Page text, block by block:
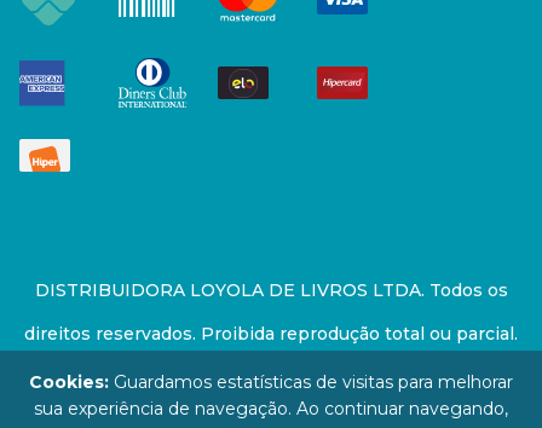
DISTRIBUIDORA LOYOLA DE LIVROS LTDA. Todos os
direitos reservados. Proibida reprodução total ou parcial.
Preços e estoque sujeito a alterações sem aviso prévio.
67.946.814/0001-94 - LOJA - Rua Senador Feijó - São
Cookies: Guardamos estatísticas de visitas para melhorar
sua experiência de navegação. Ao continuar navegando,